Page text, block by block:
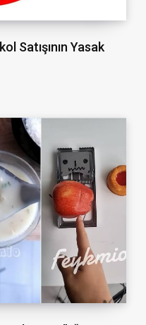
Satışının Yasak